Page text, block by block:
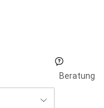
Beratung